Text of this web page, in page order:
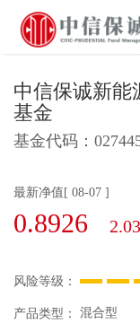
中信保诚新能
基金
基金代码：
最新净值[ 08-07 ]
0.8926
风险等级：
产品类型： 混合型